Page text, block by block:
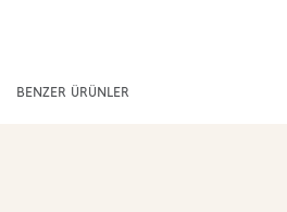
BENZER ÜRÜNLER